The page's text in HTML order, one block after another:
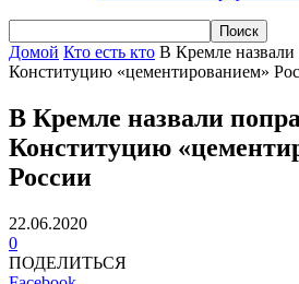
Домой Кто есть кто В Кремле назвали
Конституцию «цементированием»
В Кремле назвали
Конституцию
России
22.06.2020
0
ПОДЕЛИТЬСЯ